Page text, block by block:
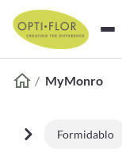
MyMonro
Formidablo